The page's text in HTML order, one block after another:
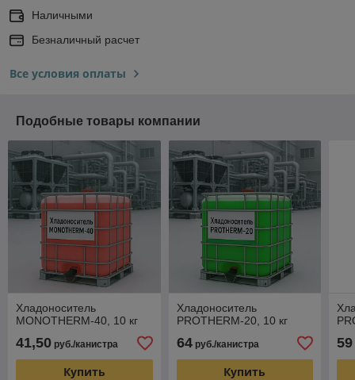
Наличными
Безналичный расчет
Все условия оплаты
Подобные товары компании
Хладоноситель
MONOTHERM-40, 10 кг
41,50 руб./канистра
Купить
Хладоноситель
PROTHERM-20, 10 кг
64руб./канистра
Купить
59